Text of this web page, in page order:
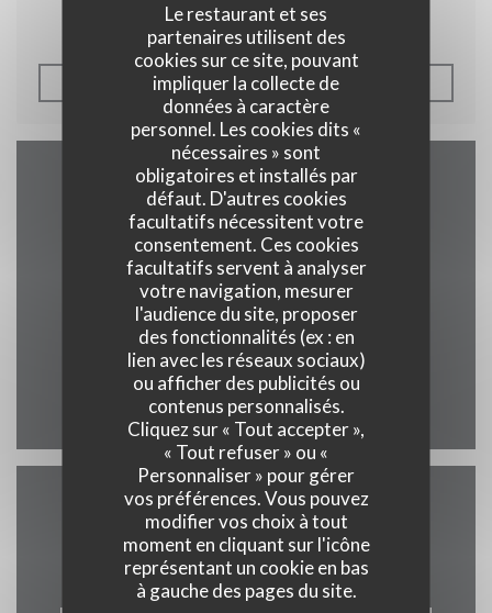
Le restaurant et ses
partenaires utilisent des
cookies sur ce site, pouvant
impliquer la collecte de
données à caractère
personnel. Les cookies dits «
nécessaires » sont
obligatoires et installés par
défaut. D'autres cookies
facultatifs nécessitent votre
consentement. Ces cookies
facultatifs servent à analyser
votre navigation, mesurer
l'audience du site, proposer
des fonctionnalités (ex : en
lien avec les réseaux sociaux)
ou afficher des publicités ou
contenus personnalisés.
Cliquez sur « Tout accepter »,
« Tout refuser » ou «
Personnaliser » pour gérer
vos préférences. Vous pouvez
modifier vos choix à tout
moment en cliquant sur l'icône
représentant un cookie en bas
à gauche des pages du site.
LIRE L'ARTICLE((OUVRE UNE NOUVELLE
Accès/Contact
2 rue alphonse callais 76480 jumieges
02 35 37 24 16
Facebook ((ouvre une
Nous contacter